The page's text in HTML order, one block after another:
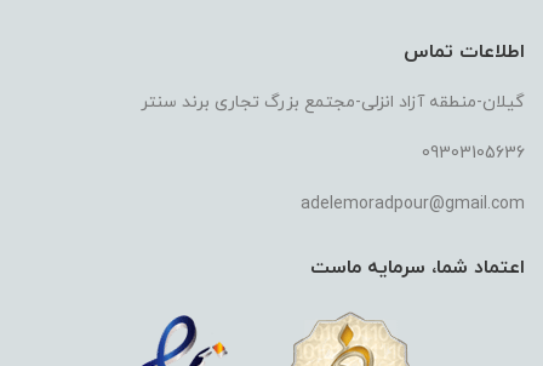
اطلاعات تماس
گیلان-منطقه آزاد انزلی-مجتمع بزرگ تجاری برند سنتر
09303105636
adelemoradpour@gmail.com
اعتماد شما، سرمایه ماست